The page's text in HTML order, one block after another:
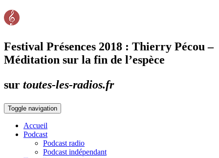
Festival Présences 2018 : Thierry Pécou –
Méditation sur la fin de l’espèce
sur toutes-les-radios.fr
Toggle navigation
Accueil
Podcast
Podcast radio
Podcast indépendant